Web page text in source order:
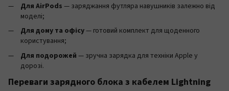
Для AirPods — заряджання футляра навушників залежно від
моделі;
Для дому та офісу— готовий комплект для щоденного
користування;
Для подорожей — зручна зарядка для техніки Apple у
дорозі.
Переваги зарядного блока з кабелем Lightning